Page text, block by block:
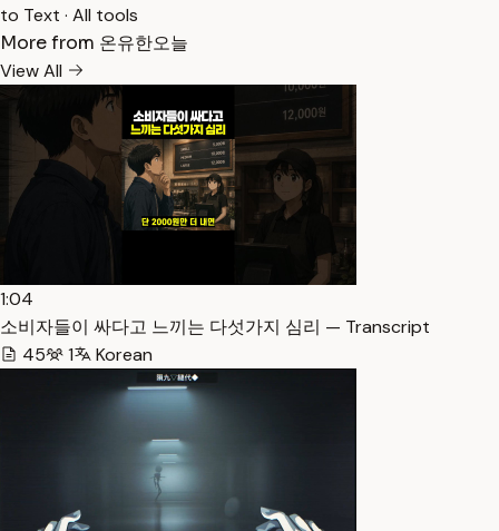
to Text · All tools
More from 온유한오늘
View All
1:04
소비자들이 싸다고 느끼는 다섯가지 심리 — Transcript
45
1 Korean